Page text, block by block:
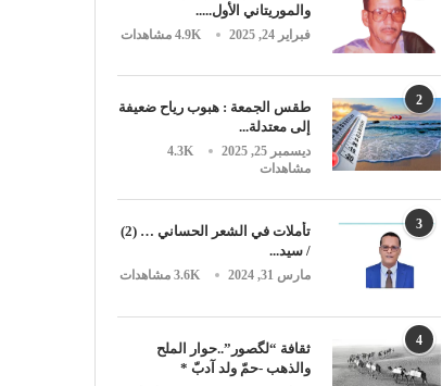
والموريتاني الأول.....
فبراير 24, 2025 4.9K مشاهدات
2
طقس الجمعة : هبوب رياح ضعيفة
إلى معتدلة...
ديسمبر 25, 2025
4.3K
مشاهدات
3
تأملات في الشعر الحساني … (2)
/ سيد...
مارس 31, 2024 3.6K مشاهدات
4
ثقافة “لگصور”..حوار الملح
والذهب -حمّ ولد آدبّ *